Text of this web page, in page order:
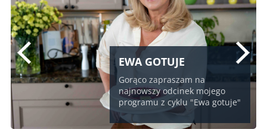
EWA GOTUJE
Gorąco zapraszam na
najnowszy odcinek mojego
programu z cyklu "Ewa gotuje"